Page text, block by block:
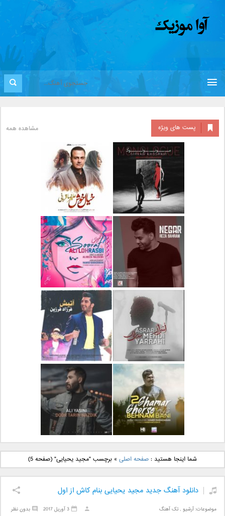
پست های ویژه مشاهده همه
دانلود آلبوم جدید سیروان
خسروی بنام مونولوگ
دانلود آهنگ جدید علیرضا
قربانی بنام خیال خوش
دانلود آهنگ جدید رضا
بهرام بنام نگار
دانلود آهنگ جدید علی
لهراسبی بنام صورت
دانلود آهنگ جدید مهدی
یراحی بنام اسرار
دانلود آهنگ جدید فرزاد
فرزین بنام آتیش
دانلود آهنگ جدید بهنام
بانی بنام قرص قمر 2
دانلود آهنگ جدید علی
یاسینی بنام دورترین نزدیک
شما اینجا هستید :صفحه اصلی »برچسب "مجید یحیایی"(صفحه 5)
دانلود آهنگ جدید مجید یحیایی بنام کاش از اول
موضوعات:آرشیو ,تک آهنگ بدون نظر 3 آوریل 2017